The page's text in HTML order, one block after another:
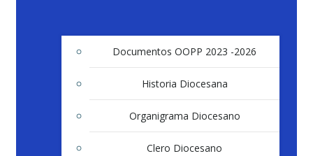
Documentos OOPP 2023 -2026
Historia Diocesana
Organigrama Diocesano
Clero Diocesano